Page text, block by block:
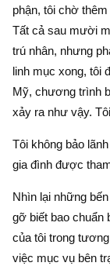
phận, tôi chờ
Tất cả sau mười
trú nhân, nhưng
linh mục xong, tôi
Mỹ, chương trình
xảy ra như vậy.
Tôi không bảo
gia đình được
Nhìn lại những
gỡ biết bao chuẩn
của tôi trong
việc mục vụ bên